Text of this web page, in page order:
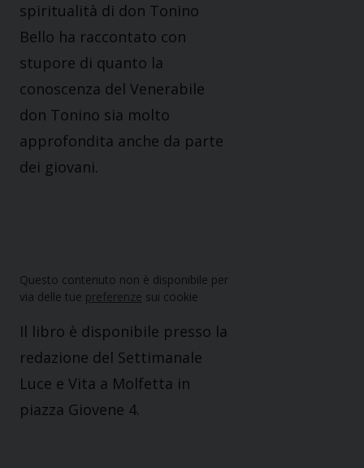
spiritualità di don Tonino
Bello ha raccontato con
stupore di quanto la
conoscenza del Venerabile
don Tonino sia molto
approfondita anche da parte
dei giovani.
Questo contenuto non è disponibile per
via delle tue preferenze sui cookie
Il libro è disponibile presso la
redazione del Settimanale
Luce e Vita a Molfetta in
piazza Giovene 4.